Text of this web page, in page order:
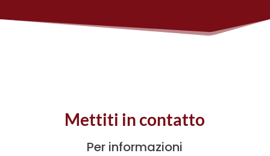
Mettiti in contatto
Per informazioni